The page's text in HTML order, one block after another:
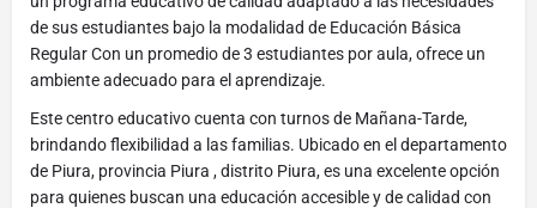
de sus estudiantes bajo la modalidad de Educación Básica
Regular Con un promedio de 3 estudiantes por aula, ofrece un
ambiente adecuado para el aprendizaje.
Este centro educativo cuenta con turnos de Mañana-Tarde,
brindando flexibilidad a las familias. Ubicado en el departamento
de Piura, provincia Piura , distrito Piura, es una excelente opción
para quienes buscan una educación accesible y de calidad con